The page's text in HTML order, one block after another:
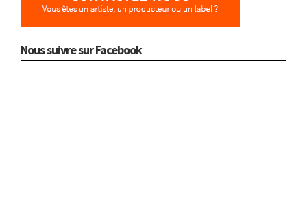
Nous suivre sur Facebook